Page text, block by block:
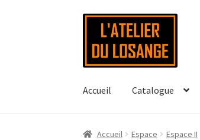
Aller
navigation
Aller
contenu
Accueil Catalogue
Accueil Espace Espace II